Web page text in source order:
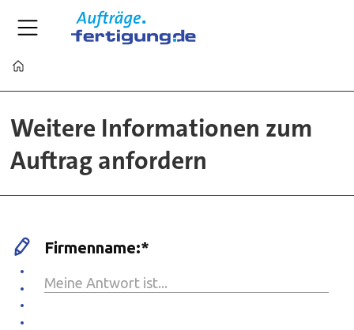
Kontaktformular
für
Aufträge
Weitere Informationen zum
Auftrag anfordern